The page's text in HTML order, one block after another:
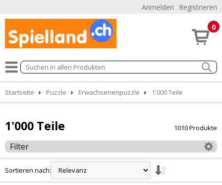
Anmelden Registrieren
0
Startseite Puzzle Erwachsenenpuzzle 1'000 Teile
1'000 Teile 1010 Produkte
Filter
Sortieren nach: